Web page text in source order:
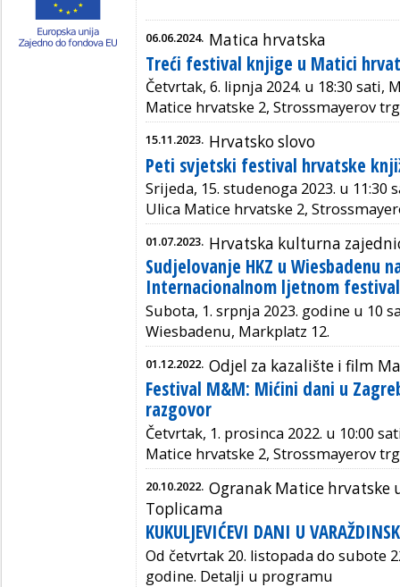
06.06.2024. Matica hrvatska
Treći festival knjige u Matici
Četvrtak, 6. lipnja 2024. u 18:30 sati,
Matice hrvatske 2, Strossmayerov
15.11.2023. Hrvatsko slovo
Peti svjetski festival hrvatske
Srijeda, 15. studenoga 2023. u 11:30
Ulica Matice hrvatske 2,
01.07.2023. Hrvatska kulturna
Sudjelovanje HKZ u Wiesbadenu
Internacionalnom ljetnom
Subota, 1. srpnja 2023. godine u 10
Wiesbadenu, Markplatz 12.
01.12.2022. Odjel za kazalište i film
Festival M&M: Mićini dani u
razgovor
Četvrtak, 1. prosinca 2022. u 10:00
Matice hrvatske 2, Strossmayerov
20.10.2022. Ogranak Matice hrvatske
Toplicama
KUKULJEVIĆEVI DANI U
Od četvrtak 20. listopada do subote
godine. Detalji u programu